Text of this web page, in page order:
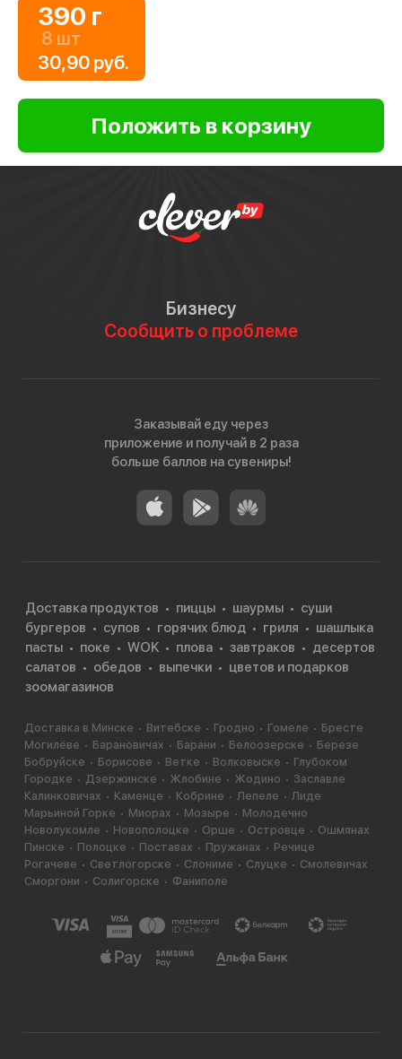
390 г
8 шт
30,90 руб.
Бизнесу
Сообщить о проблеме
Заказывай еду через
приложение и получай в 2 раза
больше баллов на сувениры!
Доставка продуктов пиццы шаурмы
суши
бургеров
супов горячих блюд гриля
шашлыка
пасты
поке WOK плова завтраков
десертов
салатов
обедов выпечки
цветов и подарков
зоомагазинов
Доставка в Минске Витебске Гродно Гомеле
Бресте
Могилёве
Барановичах Барани Белоозерске
Березе
Бобруйске
Борисове Ветке Волковыске
Глубоком
Городке
Дзержинске Жлобине Жодино
Заславле
Калинковичах
Каменце Кобрине Лепеле
Лиде
Марьиной Горке
Миорах Мозыре
Молодечно
Новолукомле
Новополоцке Орше Островце
Ошмянах
Пинске
Полоцке Поставах Пружанах
Речице
Рогачеве
Светлогорске Слониме Слуцке
Смолевичах
Сморгони
Солигорске Фаниполе